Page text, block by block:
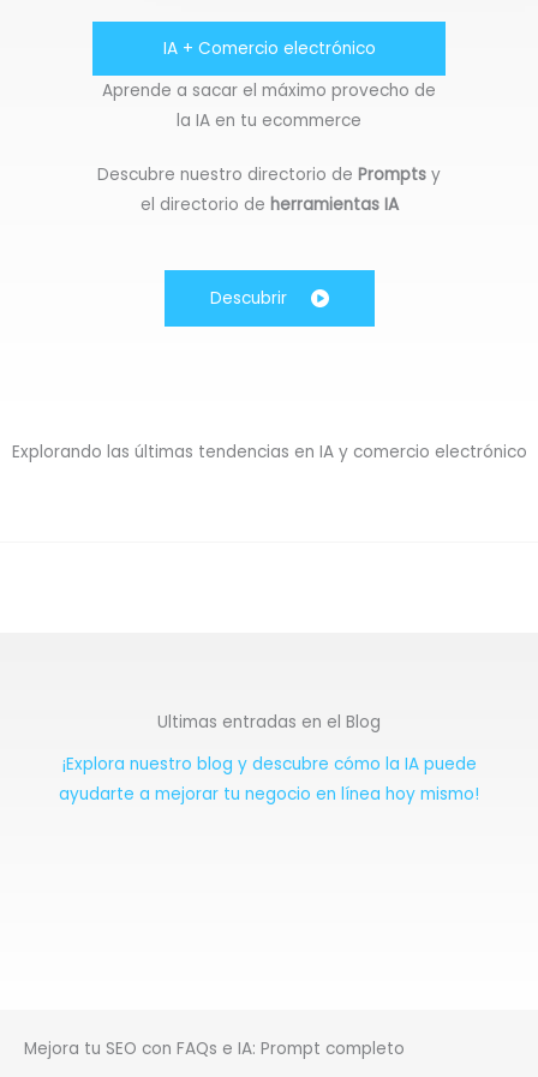
IA + Comercio electrónico
Aprende a sacar el máximo provecho de
la IA en tu ecommerce
Descubre nuestro directorio de Prompts y
el directorio de herramientas IA
Descubrir
Explorando las últimas tendencias en IA y comercio electrónico
Ultimas entradas en el Blog
¡Explora nuestro blog y descubre cómo la IA puede
ayudarte a mejorar tu negocio en línea hoy mismo!
Mejora tu SEO con FAQs e IA: Prompt completo